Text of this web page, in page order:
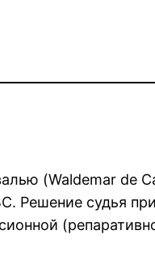
(Waldemar de
Решение судья